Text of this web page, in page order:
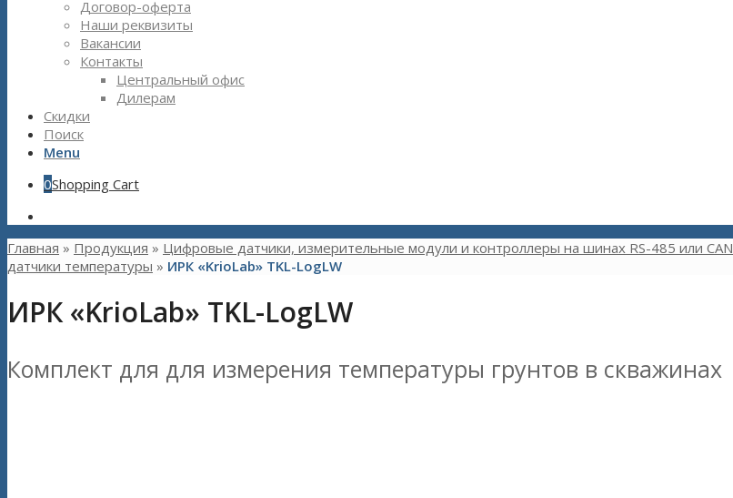
Договор-оферта
Наши реквизиты
Вакансии
Контакты
Центральный офис
Дилерам
Скидки
Поиск
Menu
0Shopping Cart
Главная » Продукция » Цифровые датчики, измерительные модули и контроллеры на шинах RS-485 или CAN
датчики температуры » ИРК «KrioLab» TKL-LogLW
ИРК «KrioLab» TKL-LogLW
Комплект для для измерения температуры грунтов в скважинах